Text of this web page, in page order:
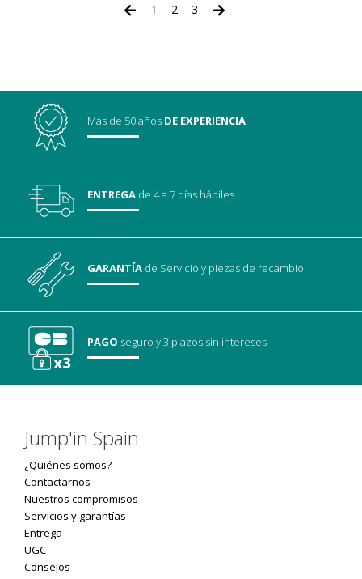
1 2 3
Más de 50 años DE EXPERIENCIA
ENTREGA de 4 a 7 días hábiles
GARANTÍA de Servicioy piezas de recambio
PAGO seguroy 3 plazos sin intereses
Jump'in Spain
¿Quiénes somos?
Contactarnos
Nuestros compromisos
Servicios y garantías
Entrega
UGC
Consejos